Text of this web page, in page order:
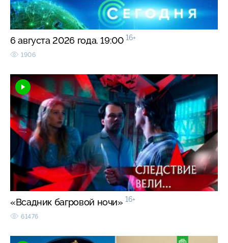
6 августа 2026 года. 19:00 16+
1906
«Всадник багровой ночи» 16+
61476